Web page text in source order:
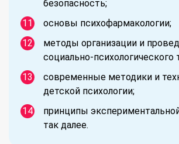
безопасность;
основы психофармакологии;
методы организации и
социально-психологического
современные методики и
детской психологии;
принципы
так далее.